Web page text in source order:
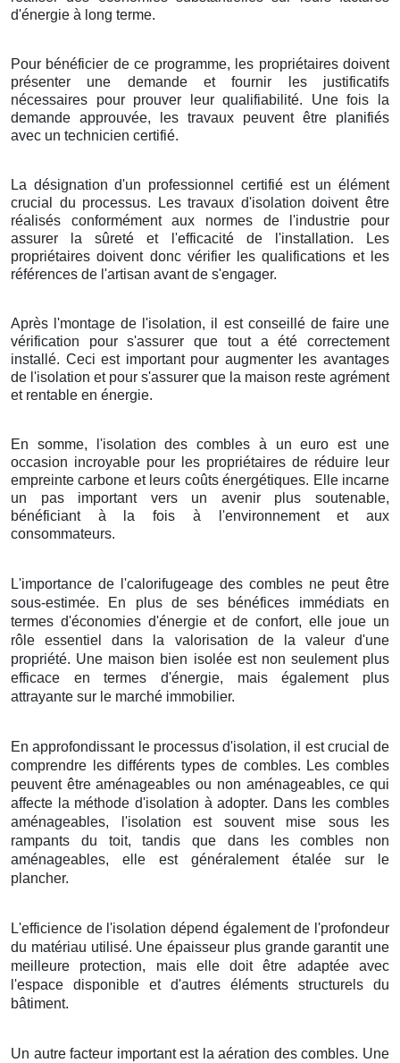
d'énergie à long terme.
Pour bénéficier de ce programme, les propriétaires doivent
présenter une demande et fournir les justificatifs
nécessaires pour prouver leur qualifiabilité. Une fois la
demande approuvée, les travaux peuvent être planifiés
avec un technicien certifié.
La désignation d'un professionnel certifié est un élément
crucial du processus. Les travaux d'isolation doivent être
réalisés conformément aux normes de l'industrie pour
assurer la sûreté et l'efficacité de l'installation. Les
propriétaires doivent donc vérifier les qualifications et les
références de l'artisan avant de s'engager.
Après l'montage de l'isolation, il est conseillé de faire une
vérification pour s'assurer que tout a été correctement
installé. Ceci est important pour augmenter les avantages
de l'isolation et pour s'assurer que la maison reste agrément
et rentable en énergie.
En somme, l'isolation des combles à un euro est une
occasion incroyable pour les propriétaires de réduire leur
empreinte carbone et leurs coûts énergétiques. Elle incarne
un pas important vers un avenir plus soutenable,
bénéficiant à la fois à l'environnement et aux
consommateurs.
L'importance de l'calorifugeage des combles ne peut être
sous-estimée. En plus de ses bénéfices immédiats en
termes d'économies d'énergie et de confort, elle joue un
rôle essentiel dans la valorisation de la valeur d'une
propriété. Une maison bien isolée est non seulement plus
efficace en termes d'énergie, mais également plus
attrayante sur le marché immobilier.
En approfondissant le processus d'isolation, il est crucial de
comprendre les différents types de combles. Les combles
peuvent être aménageables ou non aménageables, ce qui
affecte la méthode d'isolation à adopter. Dans les combles
aménageables, l'isolation est souvent mise sous les
rampants du toit, tandis que dans les combles non
aménageables, elle est généralement étalée sur le
plancher.
L'efficience de l'isolation dépend également de l'profondeur
du matériau utilisé. Une épaisseur plus grande garantit une
meilleure protection, mais elle doit être adaptée avec
l'espace disponible et d'autres éléments structurels du
bâtiment.
Un autre facteur important est la aération des combles. Une